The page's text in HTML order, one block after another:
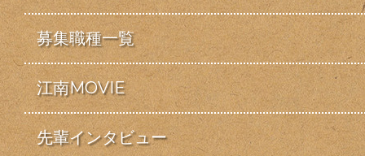
募集職種一覧
江南MOVIE
先輩インタビュー